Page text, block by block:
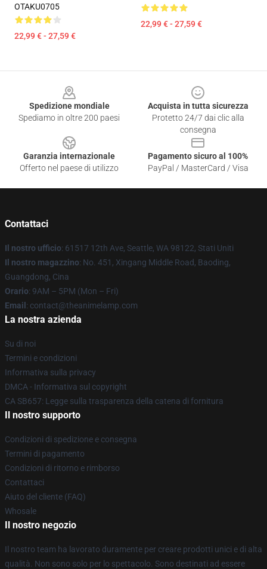
OTAKU0705
22,99 € - 27,59 €
22,99 € - 27,59 €
Spedizione mondiale
Spediamo in oltre 200 paesi
Acquista in tutta sicurezza
Protetto 24/7 dai clic alla
consegna
Garanzia internazionale
Offerto nel paese di utilizzo
Pagamento sicuro al 100%
PayPal / MasterCard / Visa
Contattaci
Il nostro ufficio: 61517 12th Ave, Seattle, WA 98122, Stati Uniti
Il nostro magazzino: No. 451, Xingang Middle Road, Baoding,
Guangdong, Cina
Orario: 9AM – 5PM (Mon – Fri)
Email : contact@theanimelamp.com
La nostra azienda
Su di noi
Termini e condizioni
Informativa sulla privacy
DMCA - Informativa sul copyright
CA SB657: Legge sulla trasparenza della catena di fornitura
Il nostro supporto
Condizioni di spedizione e consegna
Termini di pagamento
Condizioni di ritorno e rimborso
Contattaci
Aiuto del cliente (FAQ)
Whosale
Il nostro negozio
Il nostro team ha lavorato duramente per creare prodotti unici e di alta
qualità. Non sono solo per lo spettacolo. Sono destinati ad essere